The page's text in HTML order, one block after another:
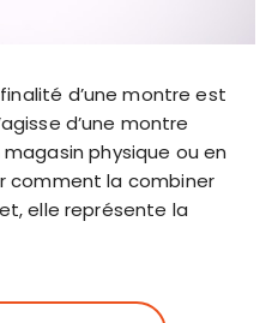
d’une montre est
d’une montre
physique ou en
comment la combiner
elle représente la